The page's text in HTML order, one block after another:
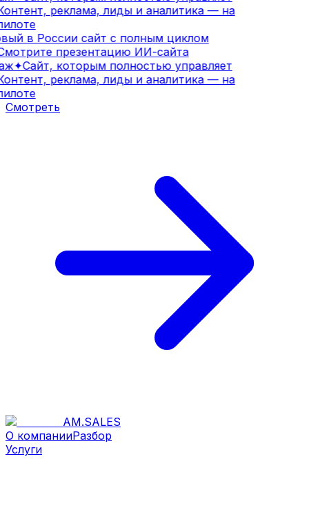
реклама, лиды и аналитика — на
в России сайт с полным циклом
презентацию ИИ-сайта
✦Сайт, которым полностью управляет
реклама, лиды и аналитика — на
Смотреть
AM.SALES
О компанииРазбор
Услуги